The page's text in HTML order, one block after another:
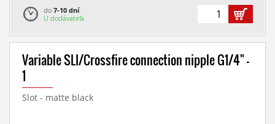
do 7-10 dní
U dodávateľa
Variable SLI/Crossfire connection nipple G1/4" -
1
Slot - matte black